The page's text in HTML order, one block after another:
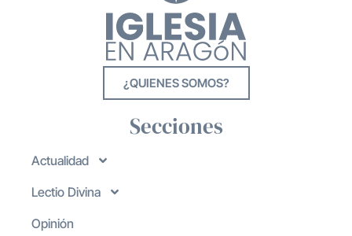
¿QUIENES SOMOS?
Secciones
Actualidad
Lectio Divina
Opinión